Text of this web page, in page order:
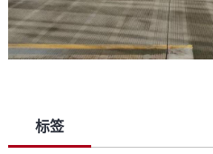
标签